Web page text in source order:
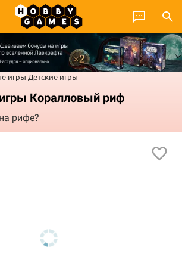
игры Детские игры
Коралловый риф
рифе?